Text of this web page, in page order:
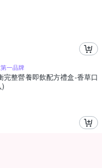
一品牌
完整營養即飲配方禮盒-香草口
)